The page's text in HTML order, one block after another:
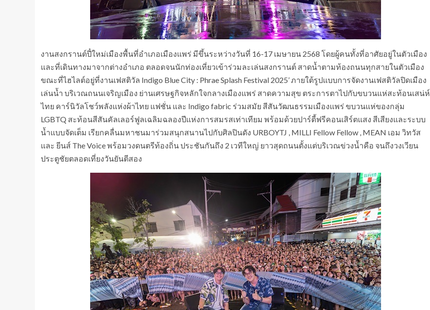
งานสงกรานต์ปี๋ใหม่เมืองพื้นที่อำเภอเมืองแพร่ มีขึ้นระหว่างวันที่ 16-17 เมษายน 2568 โดยผู้คนทั้งที่อาศัยอยู่ในตัวเมือง
และที่เดินทางมาจากต่างอำเภอ ตลอดจนนักท่องเที่ยวเข้าร่วมละเล่นสงกรานต์ สาดน้ำตามท้องถนนทุกสายในตัวเมือง
ขณะที่ไฮไลต์อยู่ที่งานเฟสติวัล Indigo Blue City : Phrae Splash Festival 2025’ ภายใต้รูปแบบการจัดงานเฟสติวัลปิดเมือง
เล่นน้ำ บริเวณถนนเจริญเมือง ย่านเศรษฐกิจหลักใจกลางเมืองแพร่ สาดความสุข ตระการตาไปกับขบวนแห่สะท้อนเสน่ห์
ไทย คาร์นิวัลโชว์พลังแห่งผ้าไทย แฟชั่น และ Indigo fabric ร่วมสมัย สีสันวัฒนธรรมเมืองแพร่ ขบวนแห่ของกลุ่ม
LGBTQ สะท้อนสีสันคัลเลอร์ฟูลเฉลิมฉลองปีแห่งการสมรสเท่าเทียม พร้อมด้วยปาร์ตี้ฟรีคอนเสิร์ตแสง สีเสียงและระบบ
น้ำแบบจัดเต็ม เรียกคลื่นมหาชนมาร่วมสนุกสนานไปกับศิลปินดัง URBOYTJ , MILLI Fellow Fellow , MEAN เอม วิทวัส
และ ยีนส์ The Voice พร้อมวงดนตรีท้องถิ่น ประชันกันถึง 2 เวทีใหญ่ ยาวสุดถนนตั้งแต่บริเวณข่วงน้ำคือ จนถึงวงเวียน
ประตูชัยตลอดเที่ยงวันยันตีสอง